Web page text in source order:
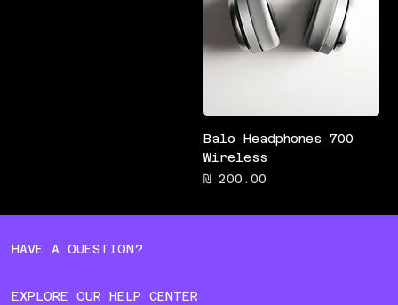
Balo Headphones 700
Wireless
מחיר
HAVE A QUESTION?
EXPLORE OUR HELP CENTER